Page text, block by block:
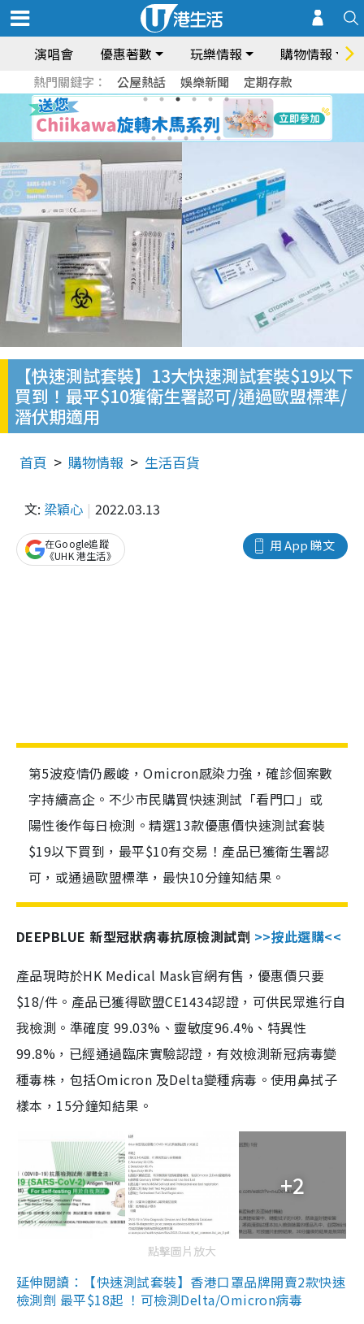
演唱會 優惠著數 玩樂情報 購物情報
熱門關鍵字： 公屋熱話 娛樂新聞 定期存款
【快速測試套裝】13大快速測試套裝$19以下
買到！最平$10獲衛生署認可/通過歐盟標準/
潛伏期適用
首頁 購物情報 生活百貨
文: 梁穎心 2022.03.13
用 App 睇文
在Google追蹤
《UHK 港生活》
第5波疫情仍嚴峻，Omicron感染力強，確診個案數
字持續高企。不少市民購買快速測試「看門口」或
陽性後作每日檢測。精選13款優惠價快速測試套裝
$19以下買到，最平$10有交易！產品已獲衛生署認
可，或通過歐盟標準，最快10分鐘知結果。
DEEPBLUE 新型冠狀病毒抗原檢測試劑 >>按此選購<<
產品現時於HK Medical Mask官網有售，優惠價只要
$18/件。產品已獲得歐盟CE1434認證，可供民眾進行自
我檢測。準確度 99.03%、靈敏度96.4%、特異性
99.8%，已經通過臨床實驗認證，有效檢測新冠病毒變
種毒株，包括Omicron 及Delta變種病毒。使用鼻拭子
樣本，15分鐘知結果。
+2
點擊圖片放大
延伸閱讀：【快速測試套裝】香港口罩品牌開賣2款快速
檢測劑 最平$18起 ！可檢測Delta/Omicron病毒